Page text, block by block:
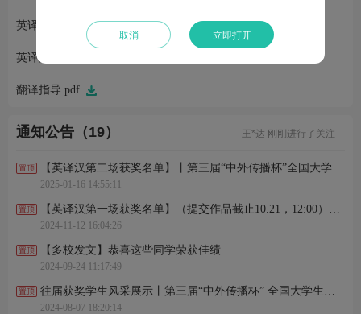
英译汉C组赛题+翻译专用纸.zip
英译汉D组赛题+翻译专用纸.zip
翻译指导.pdf
通知公告（19）
王*达 刚刚进行了关注
张* 刚刚完成了报名
高*贺 刚刚完成了报名
赛*3 刚刚进行了关注
蒋*婕 刚刚完成了报名
唐*变 刚刚完成了报名
张* 刚刚完成了报名
【英译汉第二场获奖名单】丨第三届“中外传播杯”全国大学生英语翻译大赛
2025-01-16 14:55:11
【英译汉第一场获奖名单】（提交作品截止10.21，12:00）丨第三届“中外传播杯”全国大学生英语翻译大赛
2024-11-12 16:04:26
【多校发文】恭喜这些同学荣获佳绩
2024-09-24 11:17:49
往届获奖学生风采展示丨第三届“中外传播杯” 全国大学生英语翻译大赛
2024-08-07 18:20:14
取消 立即打开